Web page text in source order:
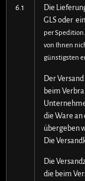
6.1
Die
GLS oder
per
von Ihnen
günstigsten
Der
beim
die Ware
übergeben
Die
Die
die beim